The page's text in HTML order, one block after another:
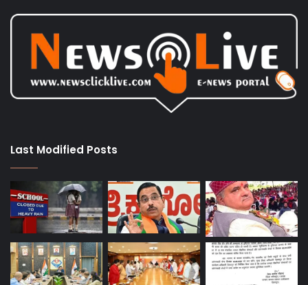
Last Modified Posts